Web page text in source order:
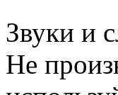
Звуки и
Не